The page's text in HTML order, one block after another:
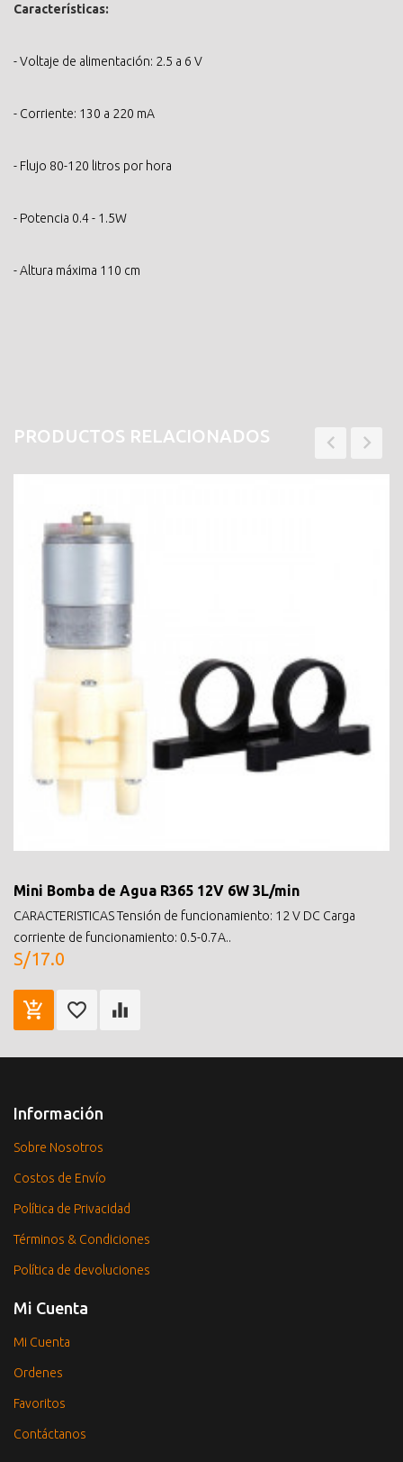
Características:
- Voltaje de alimentación: 2.5 a 6 V
- Corriente: 130 a 220 mA
- Flujo 80-120 litros por hora
- Potencia 0.4 - 1.5W
- Altura máxima 110 cm
PRODUCTOS RELACIONADOS
Mini Bomba de Agua R365 12V 6W 3L/min
CARACTERISTICAS Tensión de funcionamiento: 12 V DC Carga
corriente de funcionamiento: 0.5-0.7A..
S/17.0
Información
Sobre Nosotros
Costos de Envío
Política de Privacidad
Términos & Condiciones
Política de devoluciones
Mi Cuenta
Mi Cuenta
Ordenes
Favoritos
Contáctanos